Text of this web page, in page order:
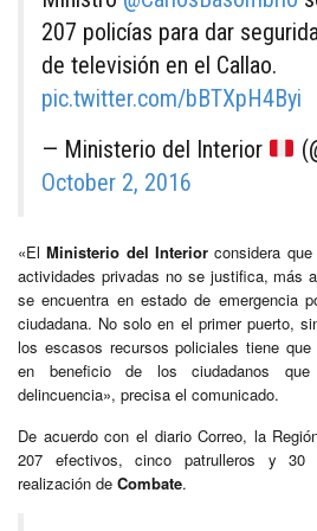
207 policías para dar
de televisión en el Callao.
pic.twitter.com/bBTXpH4Byi
— Ministerio del Interior
October 2, 2016
«ElMinisterio del Interior considera
actividades privadas no se justifica, más
se encuentra en estado de emergencia
ciudadana. No solo en el primer puerto,
los escasos recursos policiales tiene
en beneficio de los ciudadanos
delincuencia», precisa el comunicado.
De acuerdo con el diario Correo, la
207 efectivos, cinco patrulleros y 30
realización de Combate.